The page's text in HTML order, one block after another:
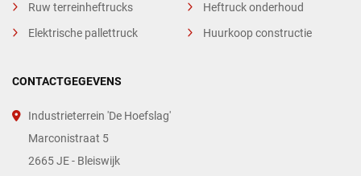
Ruw terreinheftrucks
Elektrische pallettruck
Heftruck onderhoud
Huurkoop constructie
CONTACTGEGEVENS
Industrieterrein 'De Hoefslag'
Marconistraat 5
2665 JE - Bleiswijk